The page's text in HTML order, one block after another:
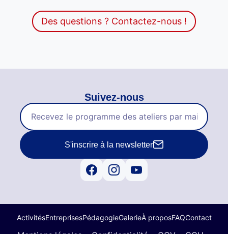
Des questions ? Contactez-nous !
Suivez-nous
S'inscrire à la newsletter
ActivitésEntreprisesPédagogieGalerieÀ proposFAQContact